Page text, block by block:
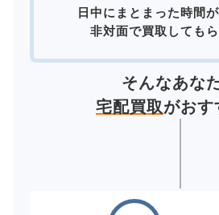
日中にまとまった時間が
非対面で買取してもら
そんなあな
宅配買取がおす